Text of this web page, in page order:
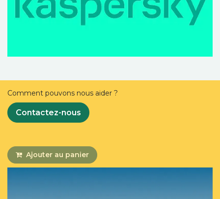
Comment pouvons nous aider ?
Contactez-nous
Ajouter au panier